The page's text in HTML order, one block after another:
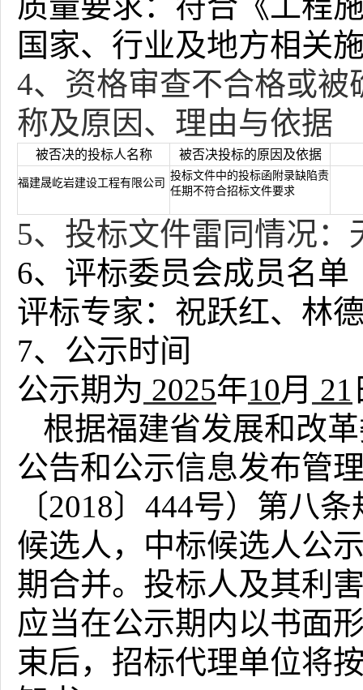
国家、行业及地方相关
4、 资格审查不合格或
称及原因、理由与依据
被否决的投标人名称 被否决投标的原因及依据
福建晟屹岩建设工程有限公司
投标文件中的投标函附录缺陷责
任期不符合招标文件要求
5、 投标文件雷同情况：
6、评标委员会成员名单
评标专家： 祝跃红、 林
7、公示时间
公示期为 2025年10月 21
根据福建省发展和改
公告和公示信息发布管
〔2018〕444号）第八
候选人，中标候选人公
期合并。投标人及其利
应当在公示期内以书面
束后，招标代理单位将